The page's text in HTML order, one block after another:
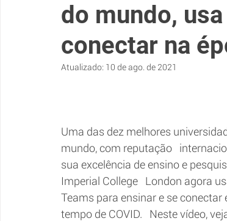
do mundo,
conectar na
Atualizado: 10 de ago. de 2021
Uma das dez melhores
mundo, com reputação
sua excelência de ensino e
Imperial College   London agora
Teams para ensinar e se conectar
tempo de COVID.   Neste vídeo,